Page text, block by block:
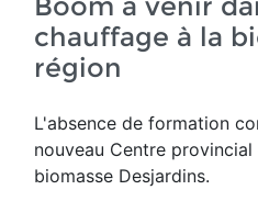
chauffage à la
région
L'absence de formation
nouveau Centre provincial
biomasse Desjardins.